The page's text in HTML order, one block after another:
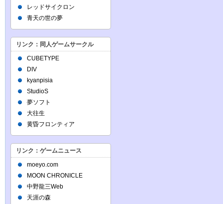
レッドサイクロン
青天の世の夢
リンク：同人ゲームサークル
CUBETYPE
DIV
kyanpisia
StudioS
夢ソフト
大往生
黄昏フロンティア
リンク：ゲームニュース
moeyo.com
MOON CHRONICLE
中野龍三Web
天涯の森